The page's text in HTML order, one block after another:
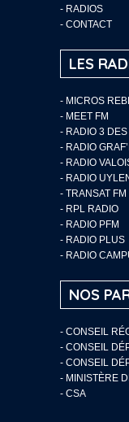
- RADIOS
- CONTACT
LES
- MICROS
- MEET FM
- RADIO 3 DES
- RADIO
- RADIO
- RADIO
- TRANSAT FM
- RPL RADIO
- RADIO PFM
- RADIO PLUS
- RADIO
NOS
- CONSEIL
- CONSEIL
- CONSEIL
- MINISTÈRE
- CSA